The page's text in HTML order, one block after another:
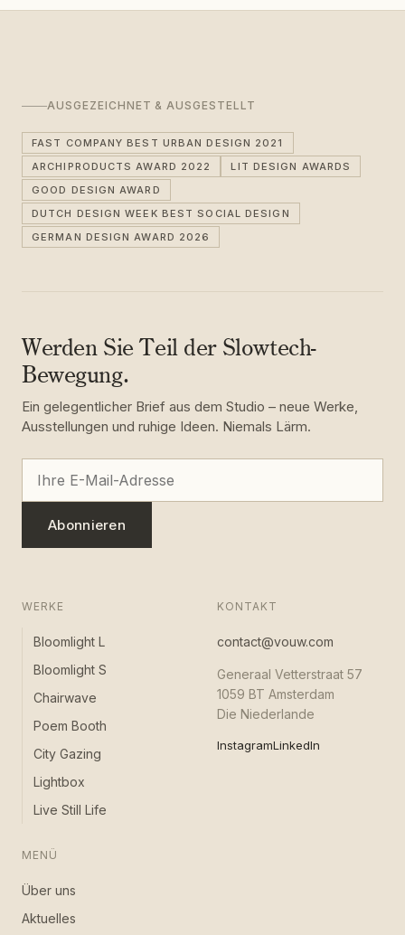
AUSGEZEICHNET & AUSGESTELLT
FAST COMPANY BEST URBAN DESIGN 2021
ARCHIPRODUCTS AWARD 2022
LIT DESIGN AWARDS
GOOD DESIGN AWARD
DUTCH DESIGN WEEK BEST SOCIAL DESIGN
GERMAN DESIGN AWARD 2026
Werden Sie Teil der Slowtech-
Bewegung.
Ein gelegentlicher Brief aus dem Studio – neue Werke,
Ausstellungen und ruhige Ideen. Niemals Lärm.
Abonnieren
WERKE
Bloomlight L
Bloomlight S
Chairwave
Poem Booth
City Gazing
Lightbox
Live Still Life
MENÜ
Über uns
Aktuelles
KONTAKT
contact@vouw.com
Generaal Vetterstraat 57
1059 BT Amsterdam
Die Niederlande
InstagramLinkedIn